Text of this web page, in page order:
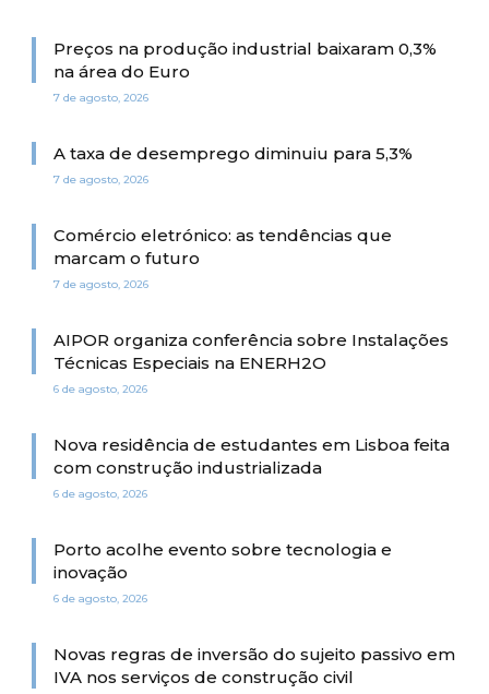
Preços na produção industrial baixaram 0,3%
na área do Euro
7 de agosto, 2026
A taxa de desemprego diminuiu para 5,3%
7 de agosto, 2026
Comércio eletrónico: as tendências que
marcam o futuro
7 de agosto, 2026
AIPOR organiza conferência sobre Instalações
Técnicas Especiais na ENERH2O
6 de agosto, 2026
Nova residência de estudantes em Lisboa feita
com construção industrializada
6 de agosto, 2026
Porto acolhe evento sobre tecnologia e
inovação
6 de agosto, 2026
Novas regras de inversão do sujeito passivo em
IVA nos serviços de construção civil